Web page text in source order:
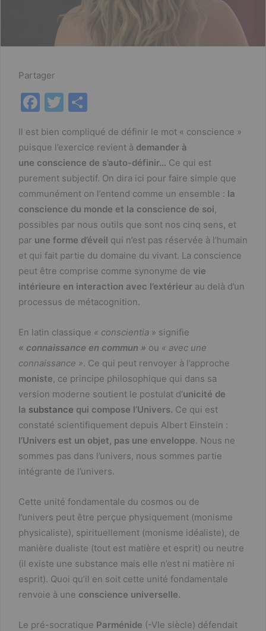
Partager
F
c
e
b
o
o
k
T
itt
er
ta
g
er
Il est bien compliqué de définir le mot « conscience »
puisque l’exercice revient à demander à
une conscience de s’auto-définir… Ce qui est
purement subjectif. On dira ici pour faire simple que
communément on l’entend comme un ensemble : la
conscience du monde et la conscience de soi,
possibles par nous outils que sont nos cinq sens, et
par une forme d’éveil qui n’est pas réservée à l’humain
et qui fait partie du domaine du vivant. La conscience
peut être comprise comme synonyme de vie
intérieure en interaction avec l’extérieur au delà d’un
processus de métacognition.
En latin classique « conscientia » signifie
« connaissance en commun » ou « avec une
connaissance ». Ce qui peut renvoyer à l’approche
moniste, ce principe philosophique qui dans sa
version moderne soutient le postulat d’unicité de
la substance qui compose l’Univers. Ce qui est
constaté scientifiquement depuis Albert Einstein :
l’Univers est un objet, pas une enveloppe. Nous ne
sommes pas dans l’univers, nous sommes partie
intégrante de l’univers.
Cette unité fondamentale du cosmos ou de
l’univers peut être perçue physiquement (monisme
physicaliste), spirituellement (monisme idéaliste), de
manière dualiste (tout est matière et esprit) ou neutre
(il existe une substance mais elle n’est ni matière ni
esprit). Quoi qu’il en soit cette unité fondamentale
renvoie à une conscience universelle.
Le pré-socratique Parménide (-VIe siècle) défendait